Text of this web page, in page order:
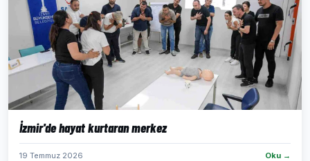
İzmir'de hayat kurtaran merkez
19 Temmuz 2026 Oku →